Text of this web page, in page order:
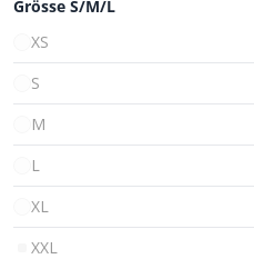
Grösse S/M/L
XS
S
M
L
XL
XXL